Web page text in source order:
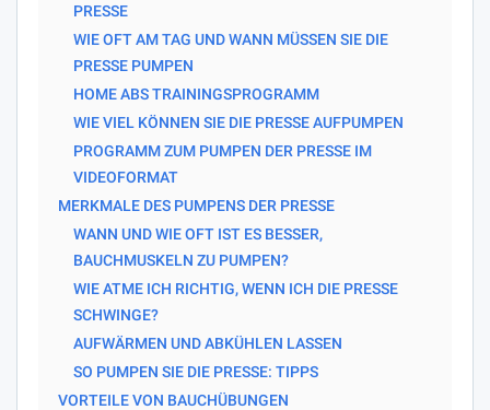
PRESSE
WIE OFT AM TAG UND WANN MÜSSEN SIE DIE
PRESSE PUMPEN
HOME ABS TRAININGSPROGRAMM
WIE VIEL KÖNNEN SIE DIE PRESSE AUFPUMPEN
PROGRAMM ZUM PUMPEN DER PRESSE IM
VIDEOFORMAT
MERKMALE DES PUMPENS DER PRESSE
WANN UND WIE OFT IST ES BESSER,
BAUCHMUSKELN ZU PUMPEN?
WIE ATME ICH RICHTIG, WENN ICH DIE PRESSE
SCHWINGE?
AUFWÄRMEN UND ABKÜHLEN LASSEN
SO PUMPEN SIE DIE PRESSE: TIPPS
VORTEILE VON BAUCHÜBUNGEN